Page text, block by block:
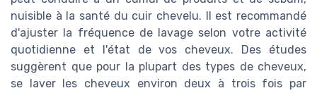
nuisible à la santé du cuir chevelu. Il est recommandé
d'ajuster la fréquence de lavage selon votre activité
quotidienne et l'état de vos cheveux. Des études
suggèrent que pour la plupart des types de cheveux,
se laver les cheveux environ deux à trois fois par